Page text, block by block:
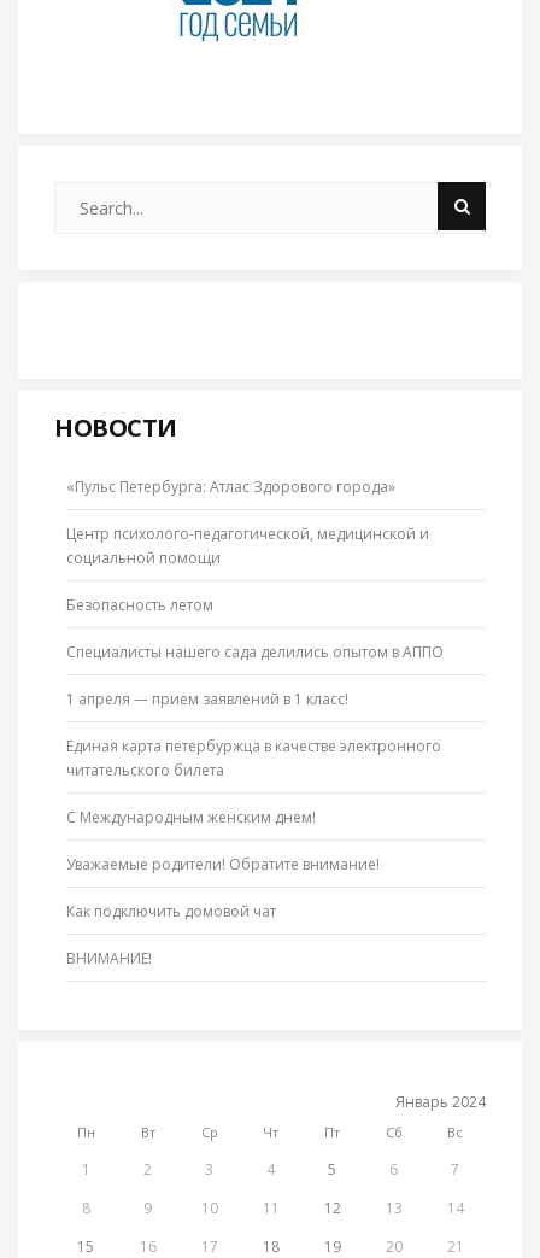
НОВОСТИ
«Пульс Петербурга: Атлас Здорового города»
Центр психолого-педагогической, медицинской и
социальной помощи
Безопасность летом
Специалисты нашего сада делились опытом в АППО
1 апреля — прием заявлений в 1 класс!
Единая карта петербуржца в качестве электронного
читательского билета
С Международным женским днем!
Уважаемые родители! Обратите внимание!
Как подключить домовой чат
ВНИМАНИЕ!
Январь 2024
Пн Вт Ср Чт Пт Сб Вс
1 2 3 4 5 6
7
8
9 10 11 12 13
14
15
16 17 18 19 20
21